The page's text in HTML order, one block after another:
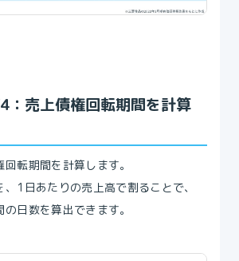
：売上債権回転期間を計算
転期間を計算します。
1日あたりの売上高で割ることで、
日数を算出できます。